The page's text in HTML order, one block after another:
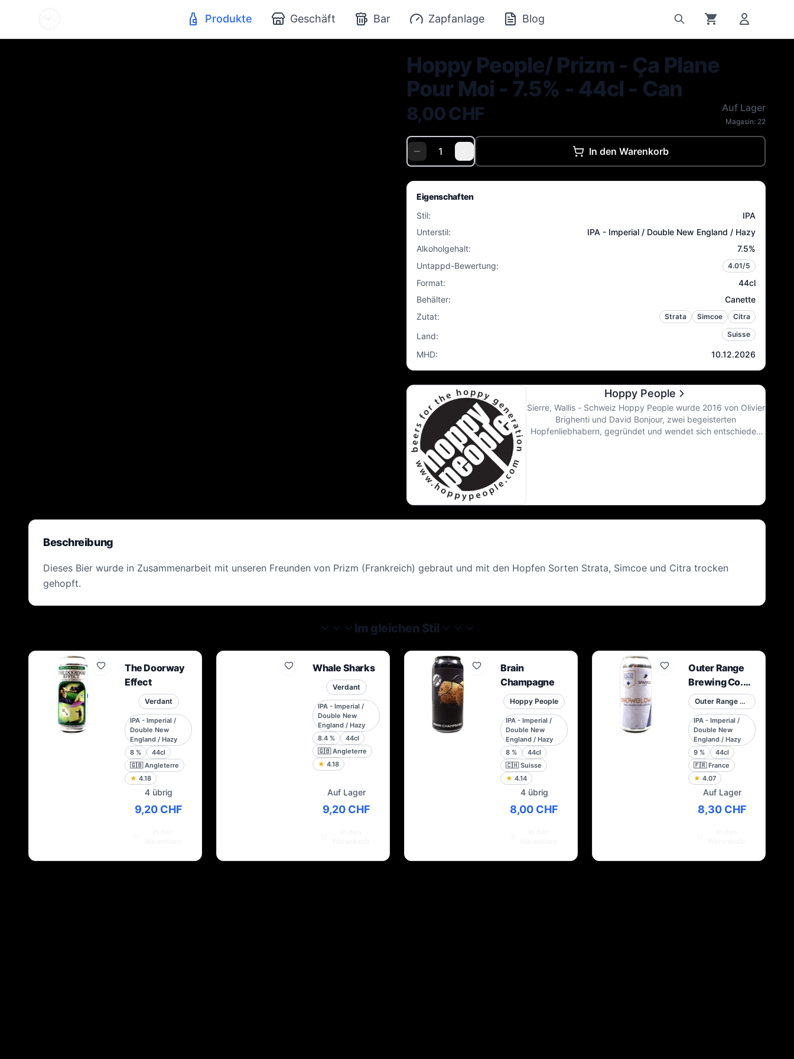
Produkte Geschäft Bar Zapfanlage Blog
Hoppy People/ Prizm - Ça Plane
Pour Moi - 7.5% - 44cl - Can
8,00 CHF Auf Lager
Magasin: 22
In den Warenkorb
Eigenschaften
Stil:
IPA
Unterstil:
IPA - Imperial / Double New England / Hazy
Alkoholgehalt: 7.5%
Untappd-Bewertung: 4.01/5
Format:
44cl
Behälter:
Canette
Zutat: Strata Simcoe Citra
Land: Suisse
MHD: 10.12.2026
Hoppy People
Sierre, Wallis - Schweiz Hoppy People wurde 2016 von Olivier
Brighenti und David Bonjour, zwei begeisterten
Hopfenliebhabern, gegründet und wendet sich entschieden
Beschreibung
Dieses Bier wurde in Zusammenarbeit mit unseren Freunden von Prizm (Frankreich) gebraut und mit den Hopfen Sorten Strata, Simcoe und Citra trocken
gehopft.
Im gleichen Stil
The Doorway
Effect
Verdant
IPA - Imperial /
Double New
England / Hazy
8 %
44cl
🇬🇧 Angleterre
★ 4.18
4 übrig
9,20 CHF
Whale Sharks
Verdant
IPA - Imperial /
Double New
England / Hazy
8.4 %
44cl
🇬🇧 Angleterre
★ 4.18
Auf Lager
9,20 CHF
Brain
Champagne
Hoppy People
IPA - Imperial /
Double New
England / Hazy
8 %
44cl
🇨🇭 Suisse
★ 4.14
4 übrig
8,00 CHF
Outer Range
Brewing Co.
French Alps /
Sparkle –
Snowglow – 9
% – 44 cl –
Dose
Outer Range Brewing Co. French Alps
IPA - Imperial /
Double New
England / Hazy
9 %
44cl
🇫🇷 France
★ 4.07
Auf Lager
8,30 CHF